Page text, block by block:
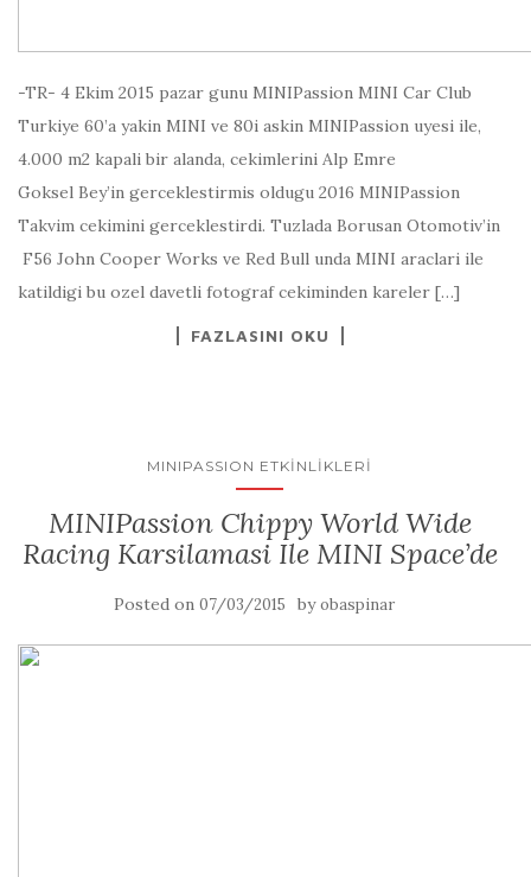
-TR- 4 Ekim 2015 pazar gunu MINIPassion MINI Car Club
Turkiye 60’a yakin MINI ve 80i askin MINIPassion uyesi ile,
4.000 m2 kapali bir alanda, cekimlerini Alp Emre
Goksel Bey’in gerceklestirmis oldugu 2016 MINIPassion
Takvim cekimini gerceklestirdi. Tuzlada Borusan Otomotiv’in
F56 John Cooper Works ve Red Bull unda MINI araclari ile
katildigi bu ozel davetli fotograf cekiminden kareler […]
FAZLASINI OKU
MINIPASSION ETKINLIKLERI
MINIPassion Chippy World Wide
Racing Karsilamasi Ile MINI Space’de
Posted on 07/03/2015 byobaspinar